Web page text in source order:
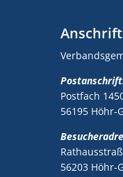
Postfach
56195 Höhr-
56203 Höhr-